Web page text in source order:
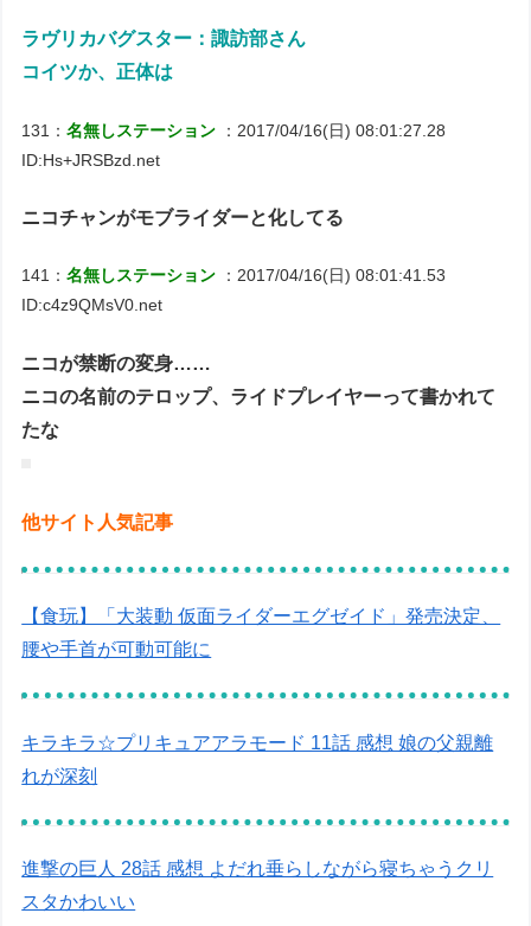
ラヴリカバグスター：諏訪部さん
コイツか、正体は
131：名無しステーション
：2017/04/16(日) 08:01:27.28
ID:Hs+JRSBzd.net
ニコチャンがモブライダーと化してる
141：名無しステーション
：2017/04/16(日) 08:01:41.53
ID:c4z9QMsV0.net
ニコが禁断の変身……
ニコの名前のテロップ、ライドプレイヤーって書かれて
たな
他サイト人気記事
【食玩】「大装動 仮面ライダーエグゼイド」発売決定、
腰や手首が可動可能に
キラキラ☆プリキュアアラモード 11話 感想 娘の父親離
れが深刻
進撃の巨人 28話 感想 よだれ垂らしながら寝ちゃうクリ
スタかわいい